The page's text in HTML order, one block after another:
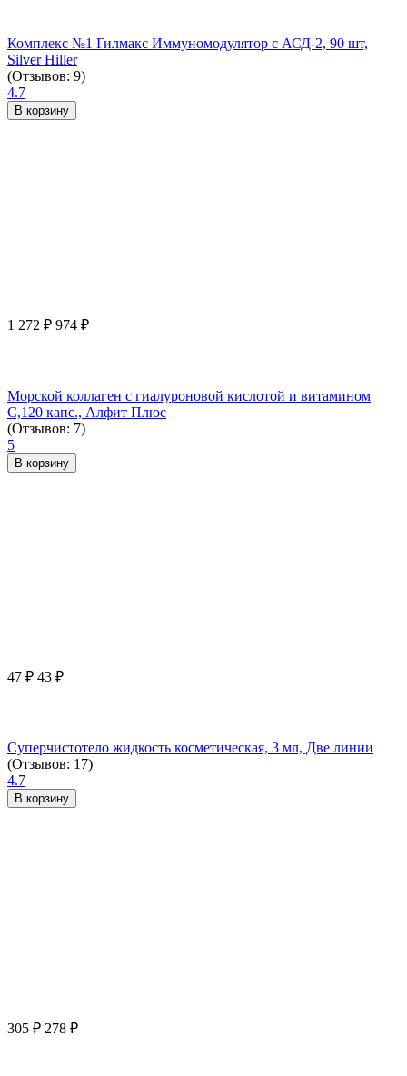
Комплекс №1 Гилмакс Иммуномодулятор с АСД-2, 90 шт,
Silver Hiller
(Отзывов: 9)
4.7
В корзину
1 272 ₽ 974 ₽
Морской коллаген с гиалуроновой кислотой и витамином
С,120 капс., Алфит Плюс
(Отзывов: 7)
5
В корзину
47 ₽ 43 ₽
Суперчистотело жидкость косметическая, 3 мл, Две линии
(Отзывов: 17)
4.7
В корзину
305 ₽ 278 ₽